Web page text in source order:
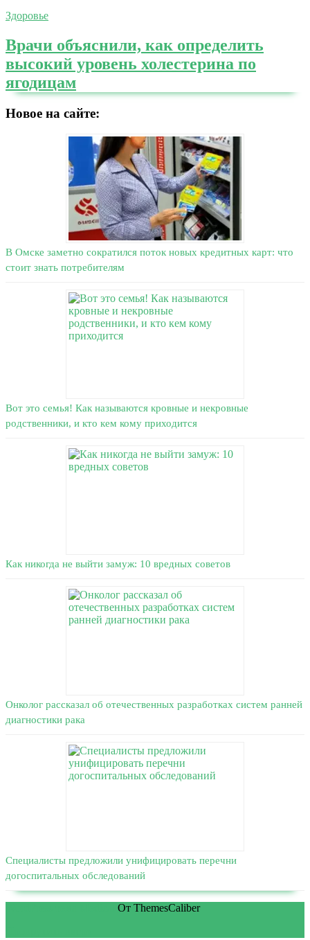
Здоровье
Врачи объяснили, как определить
высокий уровень холестерина по
ягодицам
Новое на сайте:
В Омске заметно сократился поток новых кредитных карт: что
стоит знать потребителям
Вот это семья! Как называются кровные и некровные
родственники, и кто кем кому приходится
Как никогда не выйти замуж: 10 вредных советов
Онколог рассказал об отечественных разработках систем ранней
диагностики рака
Специалисты предложили унифицировать перечни
догоспитальных обследований
От ThemesCaliber